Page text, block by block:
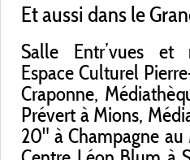
Et aussi dans le
Salle Entr’vues et
Espace Culturel
Craponne,
Prévert à Mions,
20" à Champagne au